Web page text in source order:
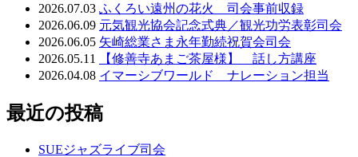
2026.07.03 ふくろい遠州の花火 司会事前収録
2026.06.09 元気観光協会記念式典／観光功労表彰司会
2026.06.05 矢崎総業さま永年勤続祝賀会司会
2026.05.11
【修善寺あまご茶屋様】 話し方講座
2026.04.08 イマーシブワールド ナレーション担当
最近の投稿
SUEジャズライブ司会